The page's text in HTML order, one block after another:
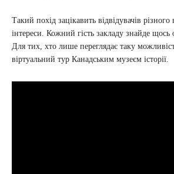
Такий похід зацікавить відвідувачів різного
інтереси. Кожний гість закладу знайде щось
Для тих, хто лише переглядає таку
віртуальний тур Канадським музеєм історії.